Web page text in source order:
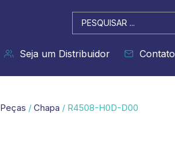
Pesquisar
...
Seja um Distribuidor Contato
Peças / Chapa / R4508-H0D-D00